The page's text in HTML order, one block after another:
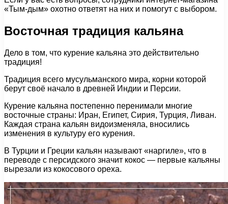
«Тым-дым» охотно ответят на них и помогут с выбором.
Восточная традиция кальяна
Дело в том, что курение кальяна это действительно
традиция!
Традиция всего мусульманского мира, корни которой
берут своё начало в древней Индии и Персии.
Курение кальяна постепенно перенимали многие
восточные страны: Иран, Египет, Сирия, Турция, Ливан.
Каждая страна кальян видоизменяла, вносились
изменения в культуру его курения.
В Турции и Греции кальян называют «наргиле», что в
переводе с персидского значит кокос — первые кальяны
вырезали из кокосового ореха.